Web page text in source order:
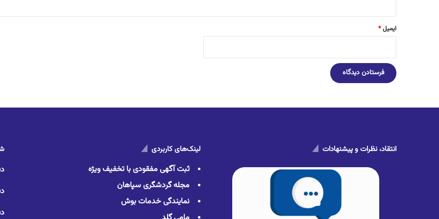
ایمیل*
انتقاد، نظرات و پیشنهادات لینک‌های کاربردی
ثبت آگهی مفقودی با تخفیف ویژه
مجله گردشگری سپاهان
نمایندگی خدمات بوش